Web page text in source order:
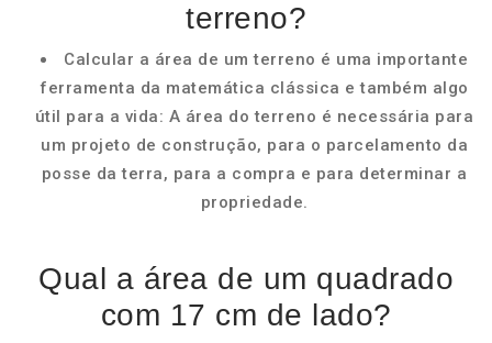
terreno?
Calcular a área de um terreno é uma importante
ferramenta da matemática clássica e também algo
útil para a vida: A área do terreno é necessária para
um projeto de construção, para o parcelamento da
posse da terra, para a compra e para determinar a
propriedade.
Qual a área de um quadrado
com 17 cm de lado?